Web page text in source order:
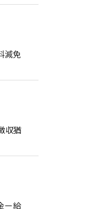
減免
収猶
ー給